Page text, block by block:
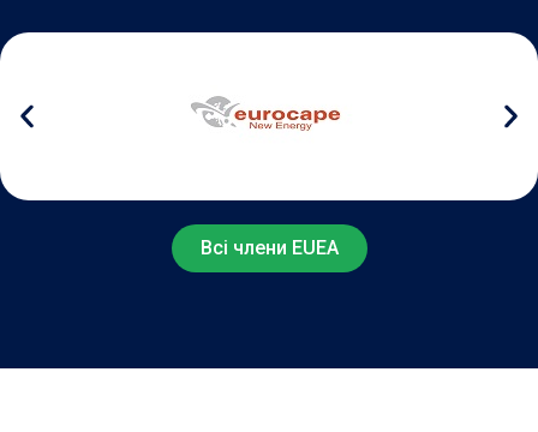
Всі члени EUEA